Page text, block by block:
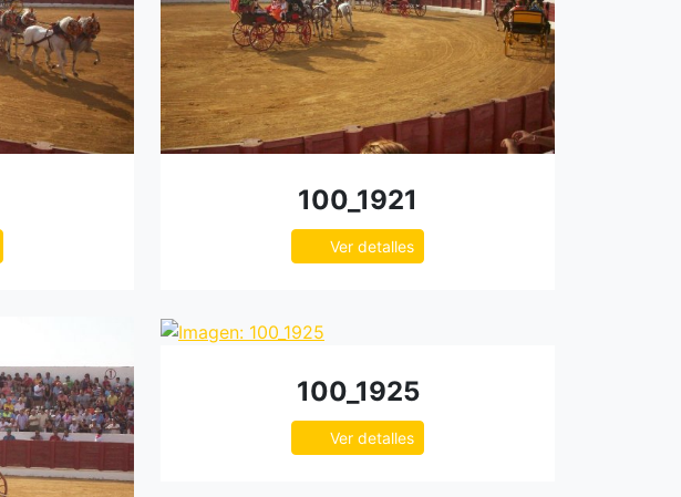
100_1921
Ver detalles
100_1925
Ver detalles